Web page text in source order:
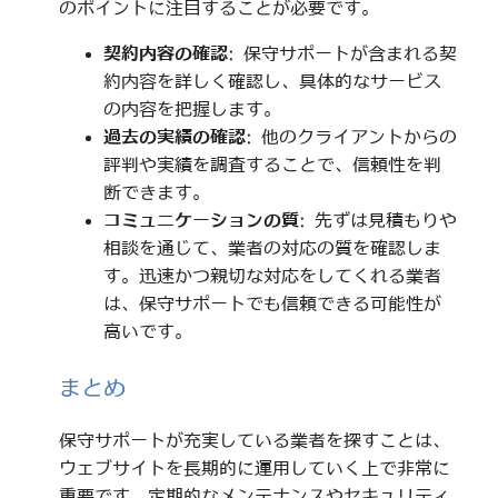
のポイントに注目することが必要です。
契約内容の確認: 保守サポートが含まれる契
約内容を詳しく確認し、具体的なサービス
の内容を把握します。
過去の実績の確認: 他のクライアントからの
評判や実績を調査することで、信頼性を判
断できます。
コミュニケーションの質: 先ずは見積もりや
相談を通じて、業者の対応の質を確認しま
す。迅速かつ親切な対応をしてくれる業者
は、保守サポートでも信頼できる可能性が
高いです。
まとめ
保守サポートが充実している業者を探すことは、
ウェブサイトを長期的に運用していく上で非常に